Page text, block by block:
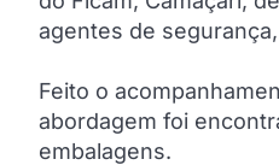
agentes de
Feito o
abordagem foi
embalagens.